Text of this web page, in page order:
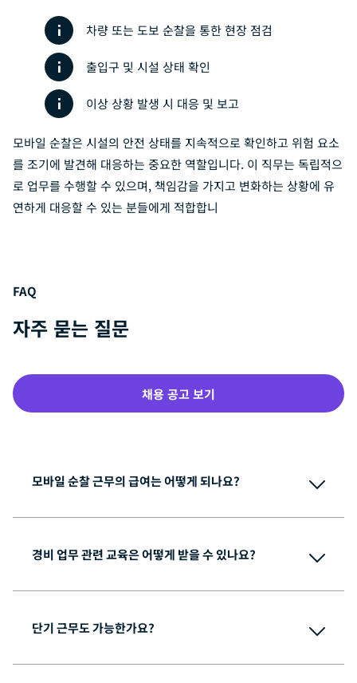
차량 또는 도보 순찰을 통한 현장 점검
출입구 및 시설 상태 확인
이상 상황 발생 시 대응 및 보고
모바일 순찰은 시설의 안전 상태를 지속적으로 확인하고 위험 요소
를 조기에 발견해 대응하는 중요한 역할입니다. 이 직무는 독립적으
로 업무를 수행할 수 있으며, 책임감을 가지고 변화하는 상황에 유
연하게 대응할 수 있는 분들에게 적합합니
FAQ
자주 묻는 질문
채용 공고 보기
모바일 순찰 근무의 급여는 어떻게 되나요?
경비 업무 관련 교육은 어떻게 받을 수 있나요?
단기 근무도 가능한가요?